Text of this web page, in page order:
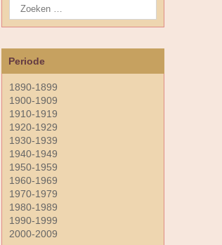
Periode
1890-1899
1900-1909
1910-1919
1920-1929
1930-1939
1940-1949
1950-1959
1960-1969
1970-1979
1980-1989
1990-1999
2000-2009